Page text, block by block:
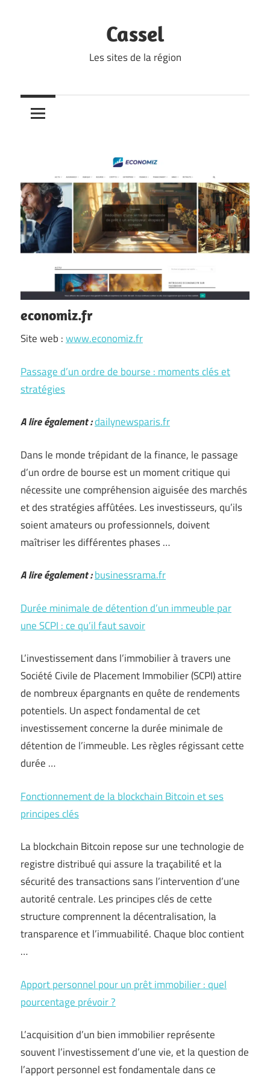
Cassel
Les sites de la région
economiz.fr
Site web :www.economiz.fr
Passage d’un ordre de bourse : moments clés et
stratégies
A lire également :dailynewsparis.fr
Dans le monde trépidant de la finance, le passage
d’un ordre de bourse est un moment critique qui
nécessite une compréhension aiguisée des marchés
et des stratégies affûtées. Les investisseurs, qu’ils
soient amateurs ou professionnels, doivent
maîtriser les différentes phases …
A lire également :businessrama.fr
Durée minimale de détention d’un immeuble par
une SCPI : ce qu’il faut savoir
L’investissement dans l’immobilier à travers une
Société Civile de Placement Immobilier (SCPI) attire
de nombreux épargnants en quête de rendements
potentiels. Un aspect fondamental de cet
investissement concerne la durée minimale de
détention de l’immeuble. Les règles régissant cette
durée …
Fonctionnement de la blockchain Bitcoin et ses
principes clés
La blockchain Bitcoin repose sur une technologie de
registre distribué qui assure la traçabilité et la
sécurité des transactions sans l’intervention d’une
autorité centrale. Les principes clés de cette
structure comprennent la décentralisation, la
transparence et l’immuabilité. Chaque bloc contient
…
Apport personnel pour un prêt immobilier : quel
pourcentage prévoir ?
L’acquisition d’un bien immobilier représente
souvent l’investissement d’une vie, et la question de
l’apport personnel est fondamentale dans ce